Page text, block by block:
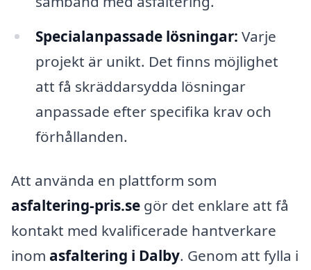
Specialanpassade lösningar: Varje
projekt är unikt. Det finns möjlighet
att få skräddarsydda lösningar
anpassade efter specifika krav och
förhållanden.
Att använda en plattform som
asfaltering-pris.se gör det enklare att få
kontakt med kvalificerade hantverkare
inom asfaltering i Dalby. Genom att fylla i